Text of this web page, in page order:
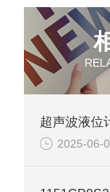
2025-06-